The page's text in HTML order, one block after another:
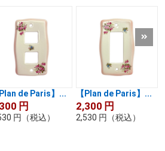
Plan de Paris】...
円
円 （税込）
【Plan de Paris】...
2,300 円
2,530 円 （税込）